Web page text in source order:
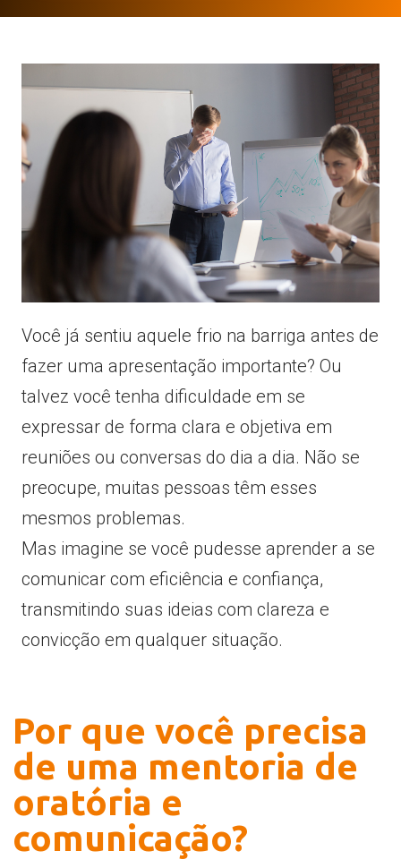
Você já sentiu aquele frio na barriga antes de
fazer uma apresentação importante? Ou
talvez você tenha dificuldade em se
expressar de forma clara e objetiva em
reuniões ou conversas do dia a dia. Não se
preocupe, muitas pessoas têm esses
mesmos problemas.
Mas imagine se você pudesse aprender a se
comunicar com eficiência e confiança,
transmitindo suas ideias com clareza e
convicção em qualquer situação.
Por que você precisa
de uma mentoria de
oratória e
comunicação?